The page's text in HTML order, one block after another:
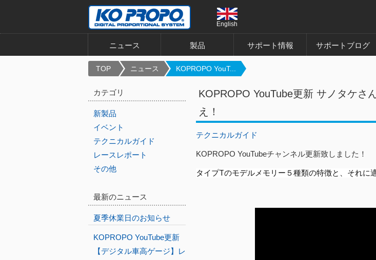
English
ニュース 製品 サポート情報 サポートブログ
TOP ニュース KOPROPO YouT...
KOPROPO YouTube更新 サノタケさ
え！
テクニカルガイド
KOPROPO YouTubeチャンネル更新致しました！
タイプTのモデルメモリー５種類の特徴と、それに
カテゴリ
新製品
イベント
テクニカルガイド
レースレポート
その他
最新のニュース
夏季休業日のお知らせ
KOPROPO YouTube更新
【デジタル車高ゲージ】レ